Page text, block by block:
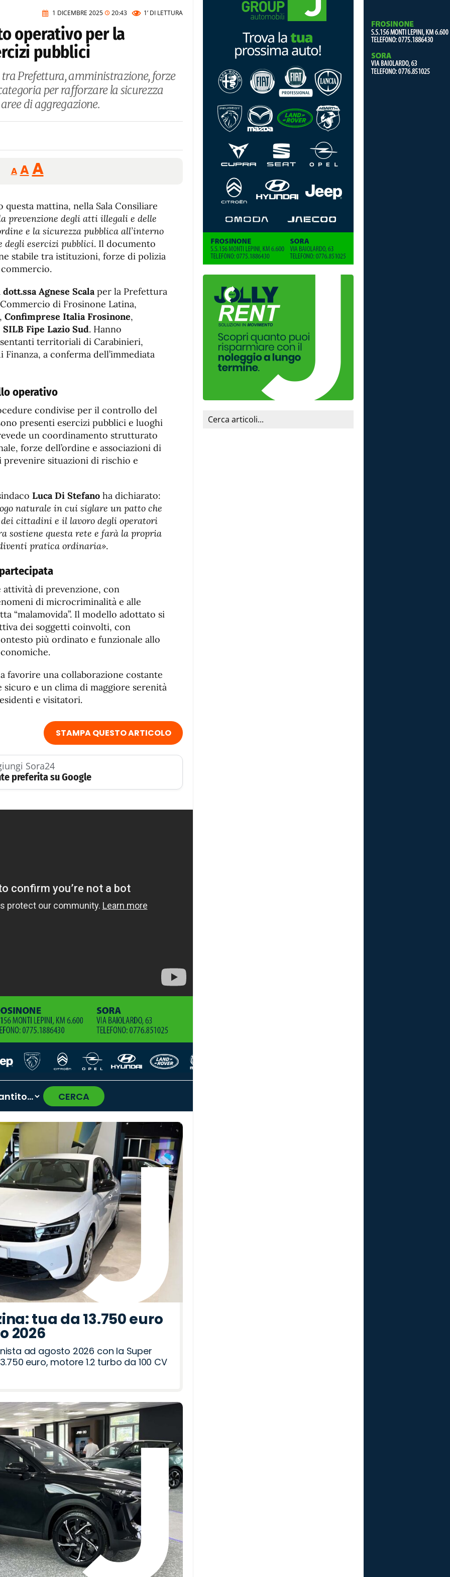
1 DICEMBRE 2025 20:43 1’ DI LETTURA
operativo per la
pubblici
Prefettura, amministrazione, forze
per rafforzare la sicurezza
di aggregazione.
A
Reducir
tamaño
A Restablecer
tamaño
fuente
AAumentar
de
fuente.
mattina, nella Sala Consiliare
prevenzione degli atti illegali e delle
e la sicurezza pubblica all’interno
degli esercizi pubblici. Il documento
stabile tra istituzioni, forze di polizia
dott.ssa Agnese Scalaper la Prefettura
di Frosinone Latina,
, Confimprese Italia Frosinone,
SILB Fipe Lazio Sud. Hanno
territoriali di Carabinieri,
a conferma dell’immediata
operativo
condivise per il controllo del
presenti esercizi pubblici e luoghi
un coordinamento strutturato
forze dell’ordine e associazioni di
prevenire situazioni di rischio e
Luca Di Stefano ha dichiarato:
naturale in cui siglare un patto che
cittadini e il lavoro degli operatori
sostiene questa rete e farà la propria
pratica ordinaria».
attività di prevenzione, con
di microcriminalità e alle
“malamovida”. Il modello adottato si
dei soggetti coinvolti, con
più ordinato e funzionale allo
una collaborazione costante
sicuro e un clima di maggiore serenità
e visitatori.
STAMPA QUESTO ARTICOLO
Sora24
preferita su Google
CERCA
›
tua da 13.750 euro
2026
ad agosto 2026 con la Super
euro, motore 1.2 turbo da 100 CV